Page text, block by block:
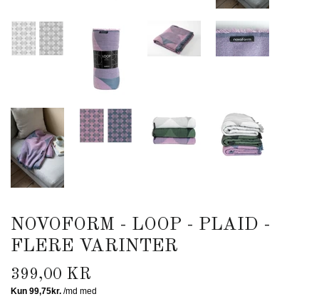
NOVOFORM - LOOP - PLAID -
FLERE VARINTER
399,00 KR